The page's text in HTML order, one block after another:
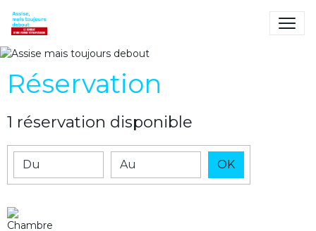
tétraplégique
Réservation
1 réservation disponible
Date de début Date de fin OK